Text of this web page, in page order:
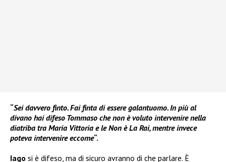
“Sei davvero finto. Fai finta di essere galantuomo. In più al
divano hai difeso Tommaso che non è voluto intervenire nella
diatriba tra Maria Vittoria e le Non è La Rai, mentre invece
poteva intervenire eccome“.
Iago si è difeso, ma di sicuro avranno di che parlare. È